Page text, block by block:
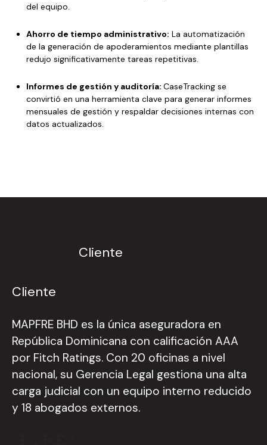
del equipo.
Ahorro de tiempo administrativo: La automatización
de la generación de apoderamientos mediante plantillas
redujo significativamente tareas repetitivas.
Informes de gestión y auditoría: CaseTracking se
convirtió en una herramienta clave para generar informes
mensuales de gestión y respaldar decisiones internas con
datos actualizados.
Cliente
Cliente
MAPFRE BHD es la única aseguradora en
República Dominicana con calificación AAA
por Fitch Ratings. Con 20 oficinas a nivel
nacional, su Gerencia Legal gestiona una alta
carga judicial con un equipo interno reducido
y 18 abogados externos.